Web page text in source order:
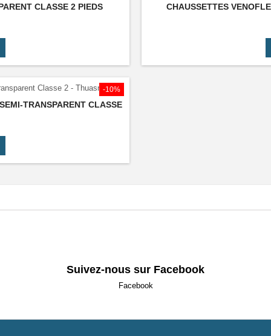
CLASSE 2 PIEDS CHAUSSETTES
-10%
TRANSPARENT CLASSE
Suivez-nous sur Facebook
Facebook